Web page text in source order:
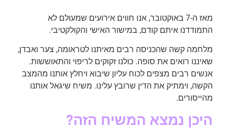
מאז ה-7 באוקטובר, אנו חווים אירועים שמעולם לא
התמודדנו איתם קודם, במישור האישי והקולקטיבי.
מלחמה קשה שהכניסה רבים מאיתנו לטראומה, צער ואבדן,
שאיננו רואים את סופה. כולנו זקוקים לריפוי והתאוששות.
אנשים רבים מצפים לכוח עליון שיבוא ויחלץ אותנו מהמצב
הקשה, וימתיק את הדין שרובץ עלינו. משיח שיגאל אותנו
מהייסורים.
היכן נמצא המשיח הזה?